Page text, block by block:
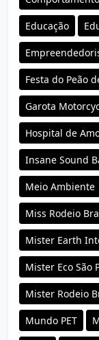
Educação
Festa do Peão
Garota
Hospital de
Insane Sound
Meio Ambiente
Miss Rodeio
Mister Earth
Mister Eco São
Mister Rodeio
Mundo PET